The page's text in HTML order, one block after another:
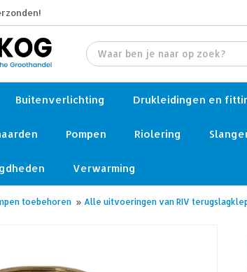
Buitenverlichting Drukleidingen en
Pompen Riolering
Verwarming
toebehoren » Alle uitvoeringen van RIV